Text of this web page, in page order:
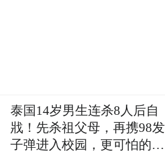
泰国14岁男生连杀8人后自
戕！先杀祖父母，再携98发
子弹进入校园，更可怕的细